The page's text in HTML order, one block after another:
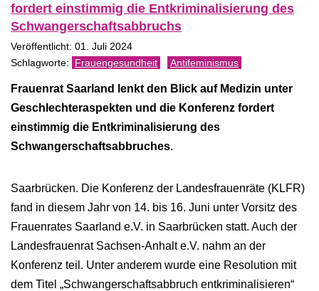
fordert einstimmig die Entkriminalisierung des
Schwangerschaftsabbruchs
Veröffentlicht: 01. Juli 2024
Frauengesundheit Antifeminismus
Frauenrat Saarland lenkt den Blick auf Medizin unter
Geschlechteras­pekten und die Konferenz fordert
einstimmig die Entkriminalisierung des
Schwangerschaftsabbruches.
Saarbrücken. Die Konferenz der Landesfrauenräte (KLFR)
fand in diesem Jahr von 14. bis 16. Juni unter Vorsitz des
Frauenrates Saarland e.V. in Saarbrücken statt. Auch der
Landesfrauenrat Sachsen-Anhalt e.V. nahm an der
Konferenz teil. Unter anderem wurde eine Resolution mit
dem Titel „Schwangerschaftsabbruch entkriminalisieren“